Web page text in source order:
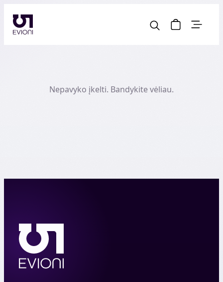
Nepavyko įkelti. Bandykite vėliau.